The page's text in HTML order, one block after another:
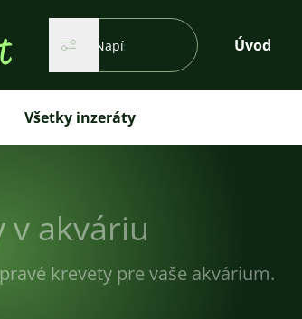
Hľadať
Hľadať Úvod
Všetky inzeráty
v akváriu
krevety pre vaše akvárium.